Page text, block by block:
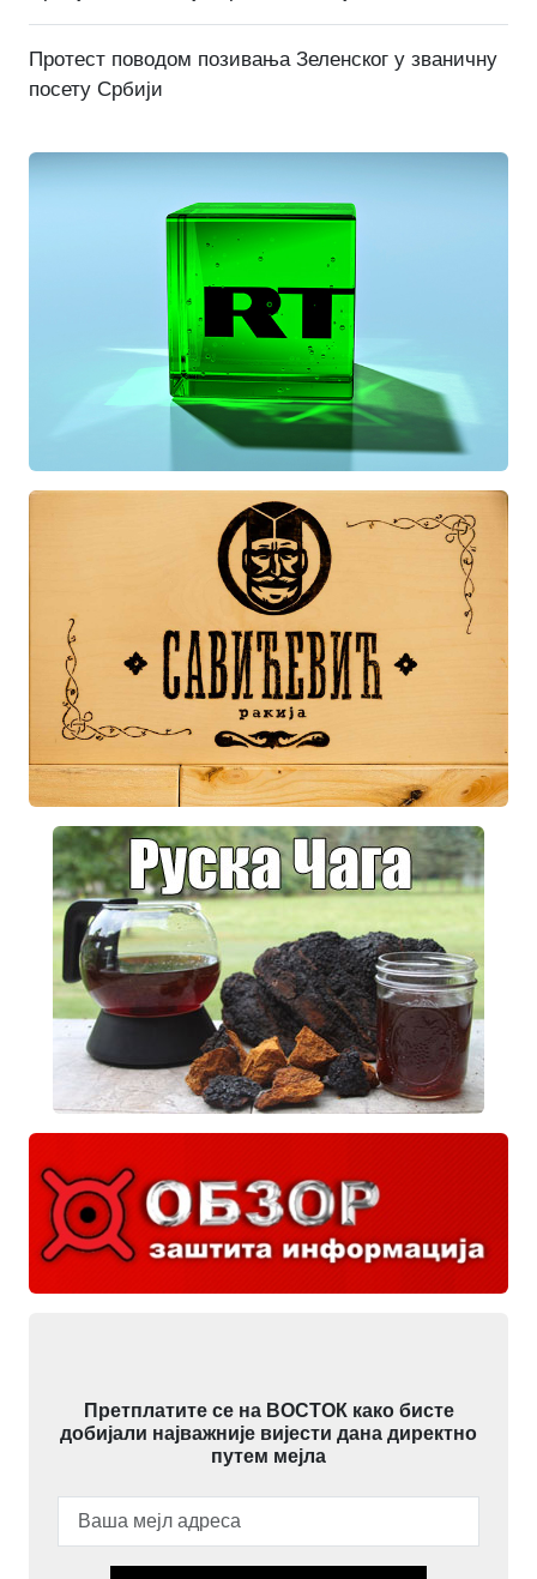
Протест поводом позивања Зеленског у званичну
посету Србији
Претплатите се на ВОСТОК како бисте
добијали најважније вијести дана директно
путем мејла